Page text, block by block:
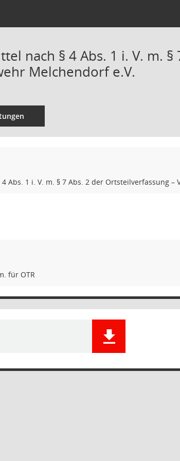
nach § 4 Abs. 1 i. V. m.
Melchendorf e.V.
Abs. 1 i. V. m. § 7 Abs. 2 der Ortsteilverfassung
für OTR